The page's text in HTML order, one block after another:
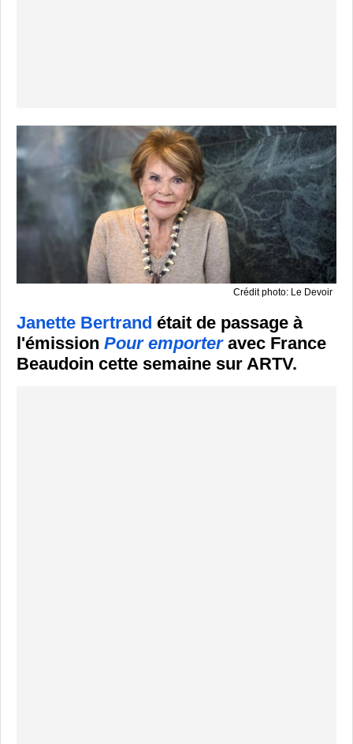
Crédit photo: Le Devoir
Janette Bertrand était de passage à
l'émission Pour emporteravec France
Beaudoin cette semaine sur ARTV.